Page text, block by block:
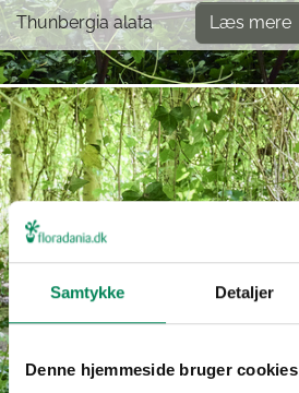
Samtykke Detaljer
Denne hjemmeside bruger cookies
Thunbergia alata Læs mere